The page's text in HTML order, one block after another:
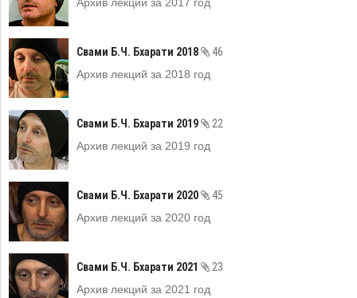
Свами Б.Ч. Бхарати 2018
46
Архив лекций за 2018 год
Свами Б.Ч. Бхарати 2019
22
Архив лекций за 2019 год
Свами Б.Ч. Бхарати 2020
45
Архив лекций за 2020 год
Свами Б.Ч. Бхарати 2021
23
Архив лекций за 2021 год